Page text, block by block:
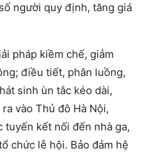
người quy định, tăng giá
pháp kiềm chế, giảm
điều tiết, phân luồng,
sinh ùn tắc kéo dài,
vào Thủ đô Hà Nội,
tuyến kết nối đến nhà ga,
chức lễ hội. Bảo đảm hệ